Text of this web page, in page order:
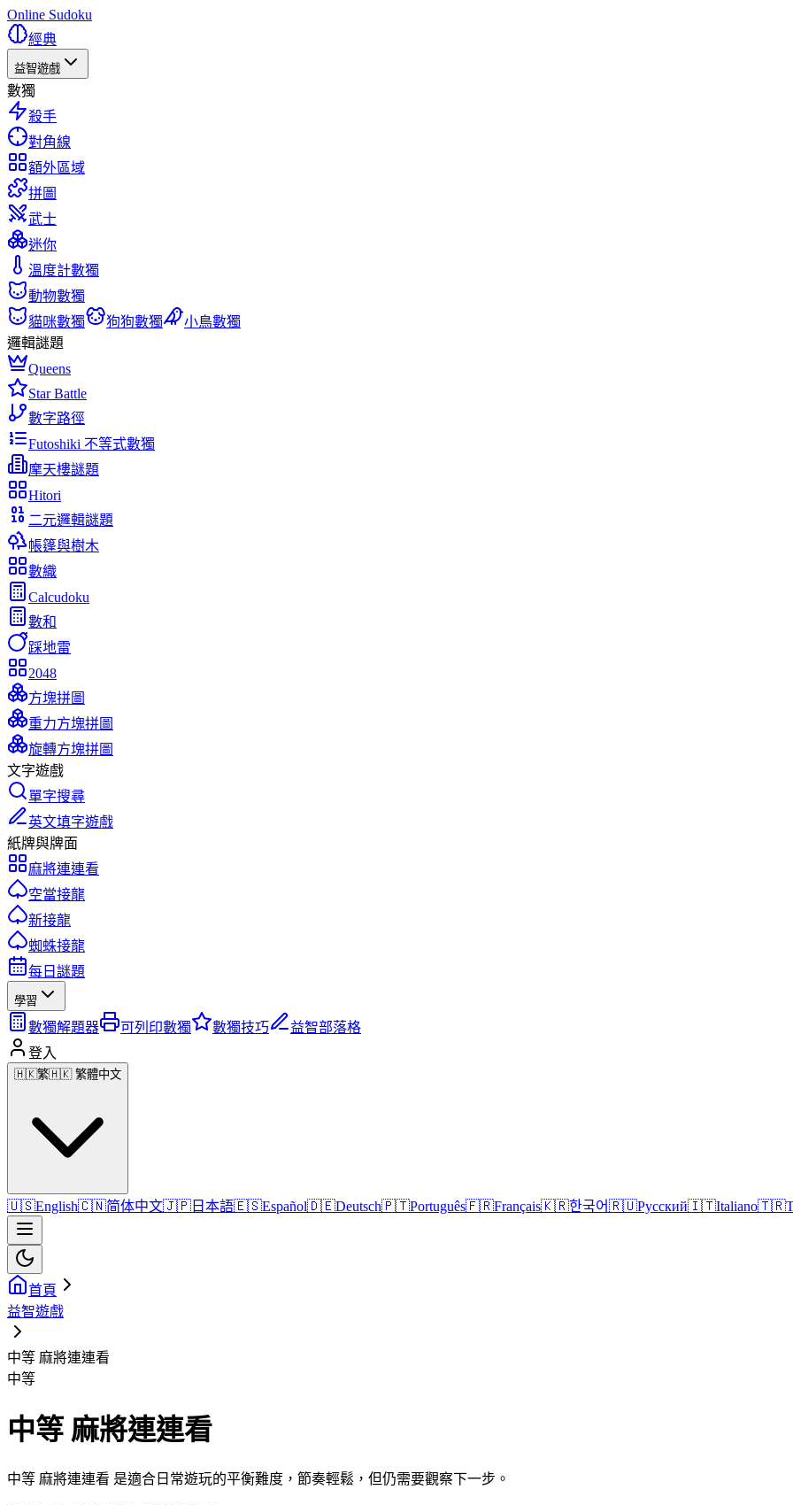
Online Sudoku
經典
益智遊戲
數獨
殺手
對角線
額外區域
拼圖
武士
迷你
溫度計數獨
動物數獨
貓咪數獨
狗狗數獨
小鳥數獨
邏輯謎題
Queens
Star Battle
數字路徑
Futoshiki 不等式數獨
摩天樓謎題
Hitori
二元邏輯謎題
帳篷與樹木
數織
Calcudoku
數和
踩地雷
2048
方塊拼圖
重力方塊拼圖
旋轉方塊拼圖
文字遊戲
單字搜尋
英文填字遊戲
紙牌與牌面
麻將連連看
空當接龍
新接龍
蜘蛛接龍
每日謎題
學習
數獨解題器 可列印數獨 數獨技巧
益智部落格
登入
🇭🇰繁🇭🇰 繁體中文
🇺🇸English🇨🇳简体中文🇯🇵 日本語🇪🇸Español🇩🇪Deutsch🇵🇹Português🇫🇷Français🇰🇷한국어🇷🇺Русский🇮🇹Italiano🇹🇷
首頁
益智遊戲
中等 麻將連連看
中等
中等 麻將連連看
中等 麻將連連看 是適合日常遊玩的平衡難度，節奏輕鬆，但仍需要觀察下一步。